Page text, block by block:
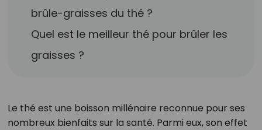
brûle-graisses du thé ?
Quel est le meilleur thé pour brûler les
graisses ?
Le thé est une boisson millénaire reconnue pour ses
nombreux bienfaits sur la santé. Parmi eux, son effet